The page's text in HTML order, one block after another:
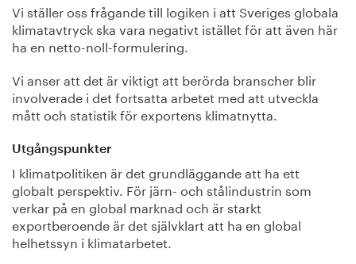
Vi ställer oss frågande till logiken i att Sveriges globala
klimatavtryck ska vara negativt istället för att även här
ha en netto-noll-formulering.
Vi anser att det är viktigt att berörda branscher blir
involverade i det fortsatta arbetet med att utveckla
mått och statistik för exportens klimatnytta.
Utgångspunkter
I klimatpolitiken är det grundläggande att ha ett
globalt perspektiv. För järn- och stålindustrin som
verkar på en global marknad och är starkt
exportberoende är det självklart att ha en global
helhetssyn i klimatarbetet.